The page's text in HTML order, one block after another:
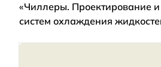
«Чиллеры. Проектирование и
систем охлаждения